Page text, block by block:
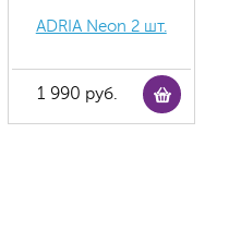
ADRIA Neon 2 шт.
1 990 руб.